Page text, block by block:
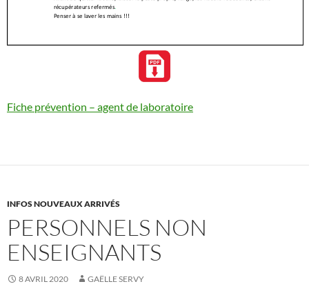
Fiche prévention – agent de laboratoire
INFOS NOUVEAUX ARRIVÉS
PERSONNELS NON
ENSEIGNANTS
8 AVRIL 2020 GAËLLE SERVY